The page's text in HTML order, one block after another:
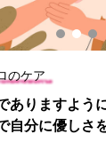
のケア
ありますよう
自分に優しさ